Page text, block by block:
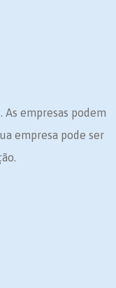
empresas podem
empresa pode ser